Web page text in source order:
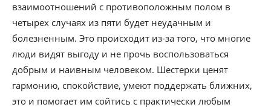
взаимоотношений с противоположным полом в
четырех случаях из пяти будет неудачным и
болезненным. Это происходит из-за того, что многие
люди видят выгоду и не прочь воспользоваться
добрым и наивным человеком. Шестерки ценят
гармонию, спокойствие, умеют поддержать ближних,
это и помогает им сойтись с практически любым